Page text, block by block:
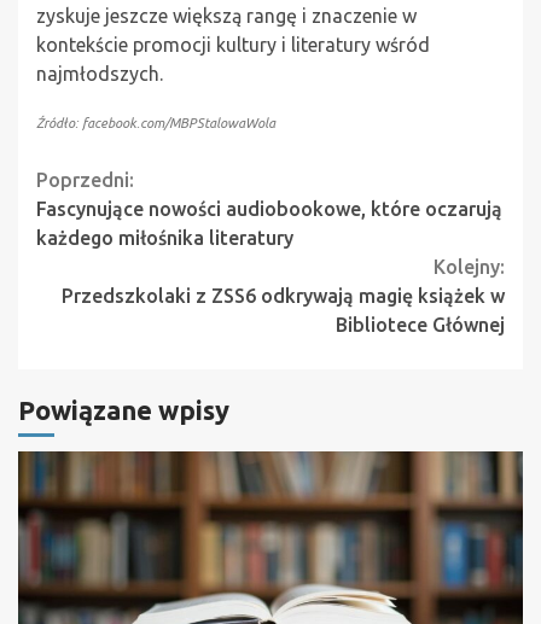
zyskuje jeszcze większą rangę i znaczenie w
kontekście promocji kultury i literatury wśród
najmłodszych.
Źródło: facebook.com/MBPStalowaWola
Continue
Reading
Poprzedni:
Fascynujące nowości audiobookowe, które oczarują
każdego miłośnika literatury
Kolejny:
Przedszkolaki z ZSS6 odkrywają magię książek w
Bibliotece Głównej
Powiązane wpisy